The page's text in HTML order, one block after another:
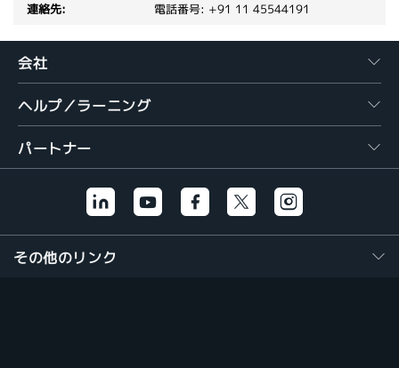
電話番号: +91 11 45544191
会社
ヘルプ／ラーニング
パートナー
その他のリンク